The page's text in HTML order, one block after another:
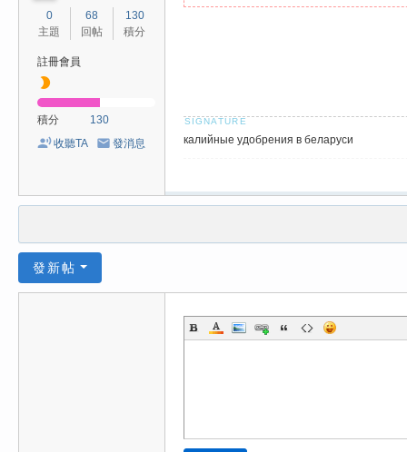
0
主題
68
回帖
130
積分
註冊會員
積分
130
收聽TA
發消息 калийные удобрения в беларуси
發新帖